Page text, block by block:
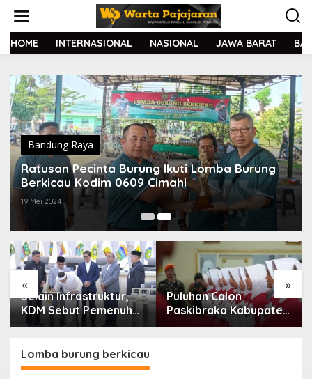
t
HOME INTERNASIONAL NASIONAL JAWA BARAT
Bandung Raya
Ratusan Pecinta Burung Ikuti Lomba Burung
Berkicau Kodim 0609 Cimahi
19 Mei 2024
« »
Selain Infrastruktur,
KDM Sebut Pemenuhan
Kebutuhan Dasar
Fokus APBD Jabar
2027
Puluhan Calon
Paskibraka Kabupaten
Bandung Mulai Ikuti
Lomba burung berkicau